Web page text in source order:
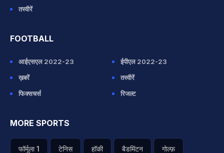
तस्वीरें
FOOTBALL
आईएसएल 2022-23
ईपीएल 2022-23
ख़बरें
तस्वीरें
फिक्सचर्स
रिजल्ट
MORE SPORTS
फॉर्मूला 1 टेनिस हॉकी बैडमिंटन गोल्फ़